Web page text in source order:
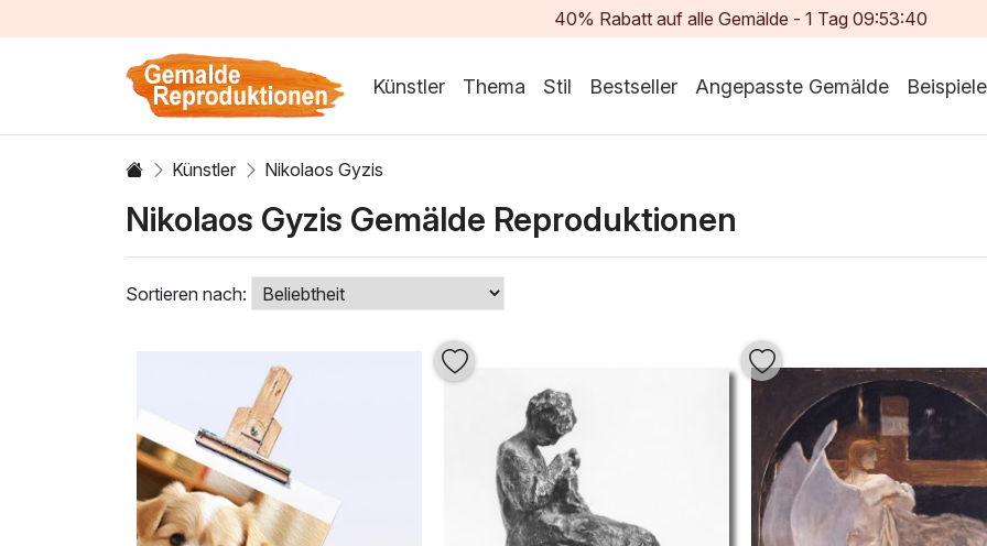
40% Rabatt auf alle Gemälde - 1 Tag 09:53:39
Künstler Thema Stil Bestseller Angepasste Gemälde Beispiele
Künstler Nikolaos Gyzis
Nikolaos Gyzis Gemälde Reproduktionen
Sortieren nach: